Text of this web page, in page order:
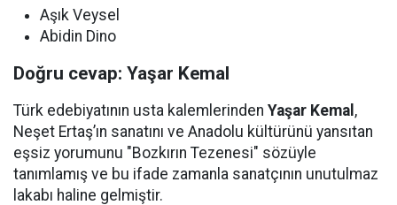
Aşık Veysel
Abidin Dino
Doğru cevap: Yaşar Kemal
Türk edebiyatının usta kalemlerinden Yaşar Kemal ,
Neşet Ertaş’ın sanatını ve Anadolu kültürünü yansıtan
eşsiz yorumunu "Bozkırın Tezenesi" sözüyle
tanımlamış ve bu ifade zamanla sanatçının unutulmaz
lakabı haline gelmiştir.